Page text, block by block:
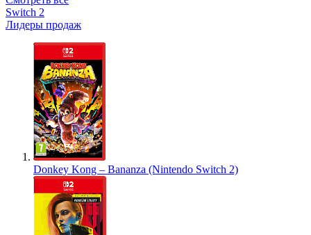
Switch 2
Лидеры продаж
Donkey Kong – Bananza (Nintendo Switch 2)